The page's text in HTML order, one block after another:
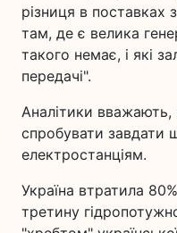
різниця в поставках
там, де є велика
такого немає, і які
передачі".
Аналітики
спробувати завдати
електростанціям.
Україна втратила
третину